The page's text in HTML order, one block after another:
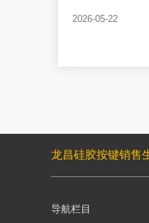
2026-05-22
龙昌硅胶按键销售
导航栏目